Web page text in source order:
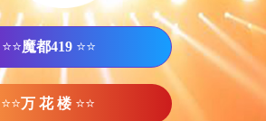
⭐⭐魔都419 ⭐⭐
⭐⭐万 花 楼 ⭐⭐